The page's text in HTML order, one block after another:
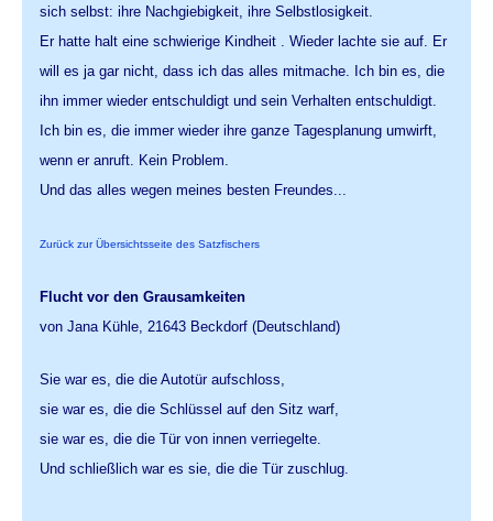
sich selbst: ihre Nachgiebigkeit, ihre Selbstlosigkeit.
Er hatte halt eine schwierige Kindheit . Wieder lachte sie auf. Er
will es ja gar nicht, dass ich das alles mitmache. Ich bin es, die
ihn immer wieder entschuldigt und sein Verhalten entschuldigt.
Ich bin es, die immer wieder ihre ganze Tagesplanung umwirft,
wenn er anruft. Kein Problem.
Und das alles wegen meines besten Freundes...
Zurück zur Übersichtsseite des Satzfischers
Flucht vor den Grausamkeiten
von Jana Kühle, 21643 Beckdorf (Deutschland)
Sie war es, die die Autotür aufschloss,
sie war es, die die Schlüssel auf den Sitz warf,
sie war es, die die Tür von innen verriegelte.
Und schließlich war es sie, die die Tür zuschlug.